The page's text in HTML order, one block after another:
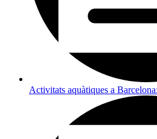
Activitats aquàtiques a